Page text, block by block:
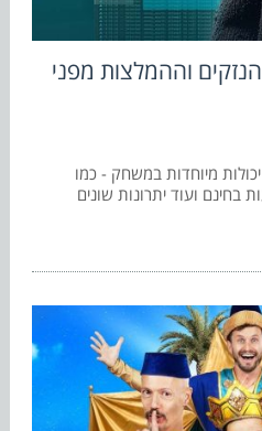
וההמלצות מפני
מיוחדות במשחק - כמו
בחינם ועוד יתרונות שונים